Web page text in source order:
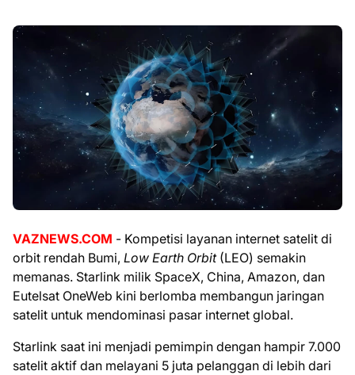
VAZNEWS.COM - Kompetisi layanan internet satelit di
orbit rendah Bumi, Low Earth Orbit(LEO) semakin
memanas. Starlink milik SpaceX, China, Amazon, dan
Eutelsat OneWeb kini berlomba membangun jaringan
satelit untuk mendominasi pasar internet global.
Starlink saat ini menjadi pemimpin dengan hampir 7.000
satelit aktif dan melayani 5 juta pelanggan di lebih dari